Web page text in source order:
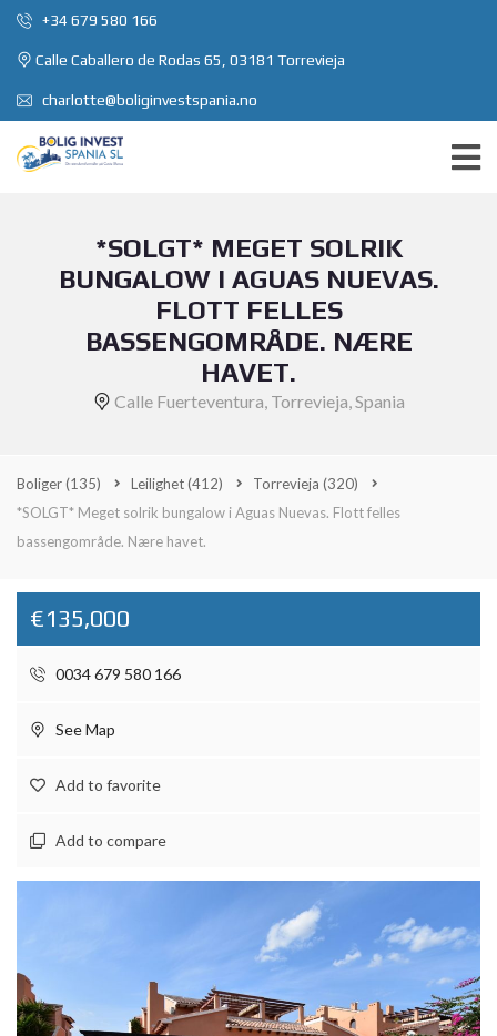
+34 679 580 166
Calle Caballero de Rodas 65, 03181 Torrevieja
charlotte@boliginvestspania.no
*SOLGT* MEGET SOLRIK
BUNGALOW I AGUAS NUEVAS.
FLOTT FELLES
BASSENGOMRÅDE. NÆRE
HAVET.
Calle Fuerteventura, Torrevieja, Spania
Boliger(135) Leilighet(412) Torrevieja (320)
*SOLGT* Meget solrik bungalow i Aguas Nuevas. Flott felles
bassengområde. Nære havet.
€135,000
0034 679 580 166
See Map
Add to favorite
Add to compare